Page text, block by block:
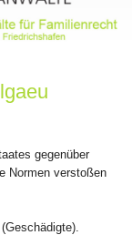
gegenüber
Normen verstoßen